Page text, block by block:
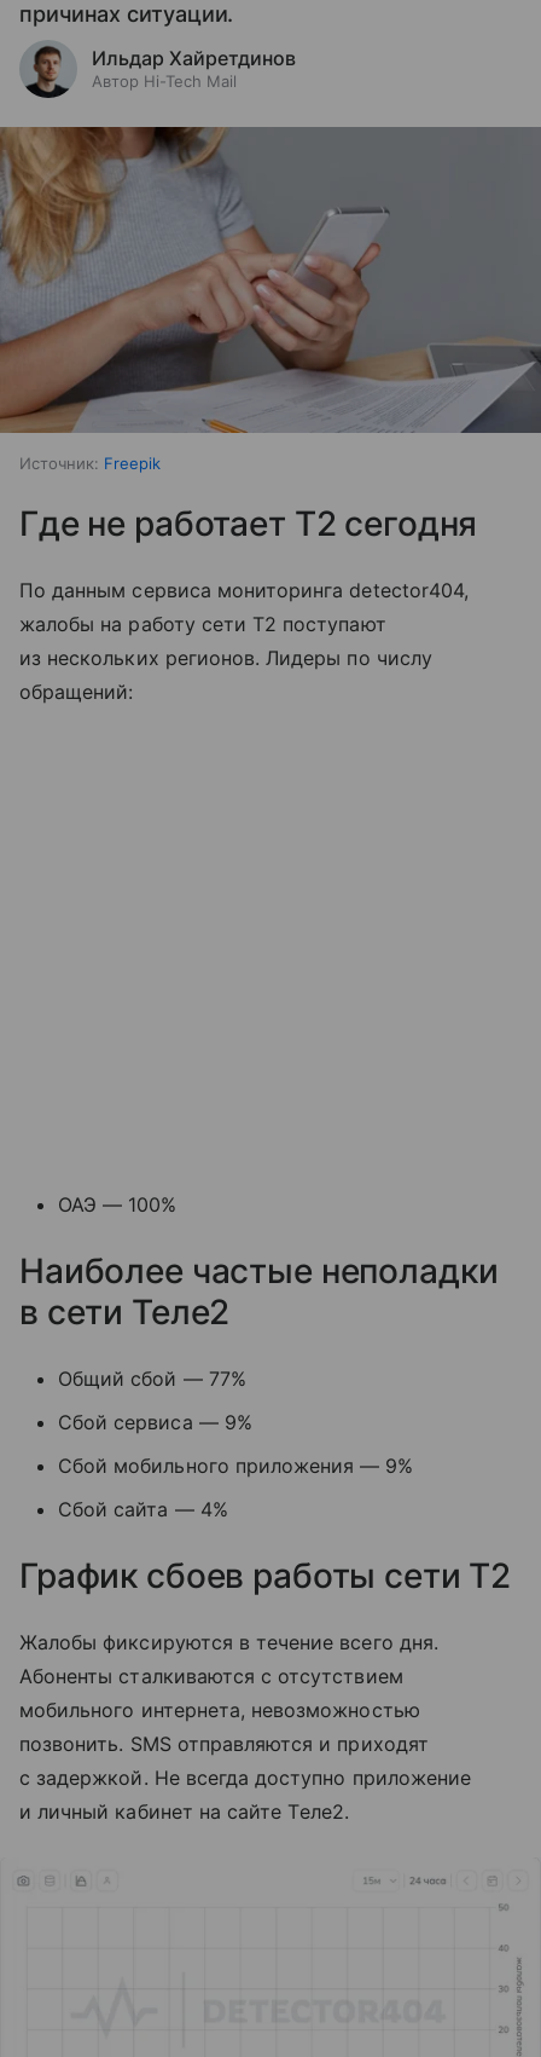
причинах ситуации.
Ильдар Хайретдинов
Автор Hi-Tech Mail
Источник: Freepik
Где не работает T2 сегодня
По данным сервиса мониторинга detector404,
жалобы на работу сети T2 поступают
из нескольких регионов. Лидеры по числу
обращений:
ОАЭ — 100%
Наиболее частые неполадки
в сети Теле2
Общий сбой — 77%
Сбой сервиса — 9%
Сбой мобильного приложения — 9%
Сбой сайта — 4%
График сбоев работы сети T2
Жалобы фиксируются в течение всего дня.
Абоненты сталкиваются с отсутствием
мобильного интернета, невозможностью
позвонить. SMS отправляются и приходят
с задержкой. Не всегда доступно приложение
и личный кабинет на сайте Tеле2.